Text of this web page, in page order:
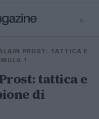
⌕
⌕ ×
PROST: TATTICA E
1
tattica e
di